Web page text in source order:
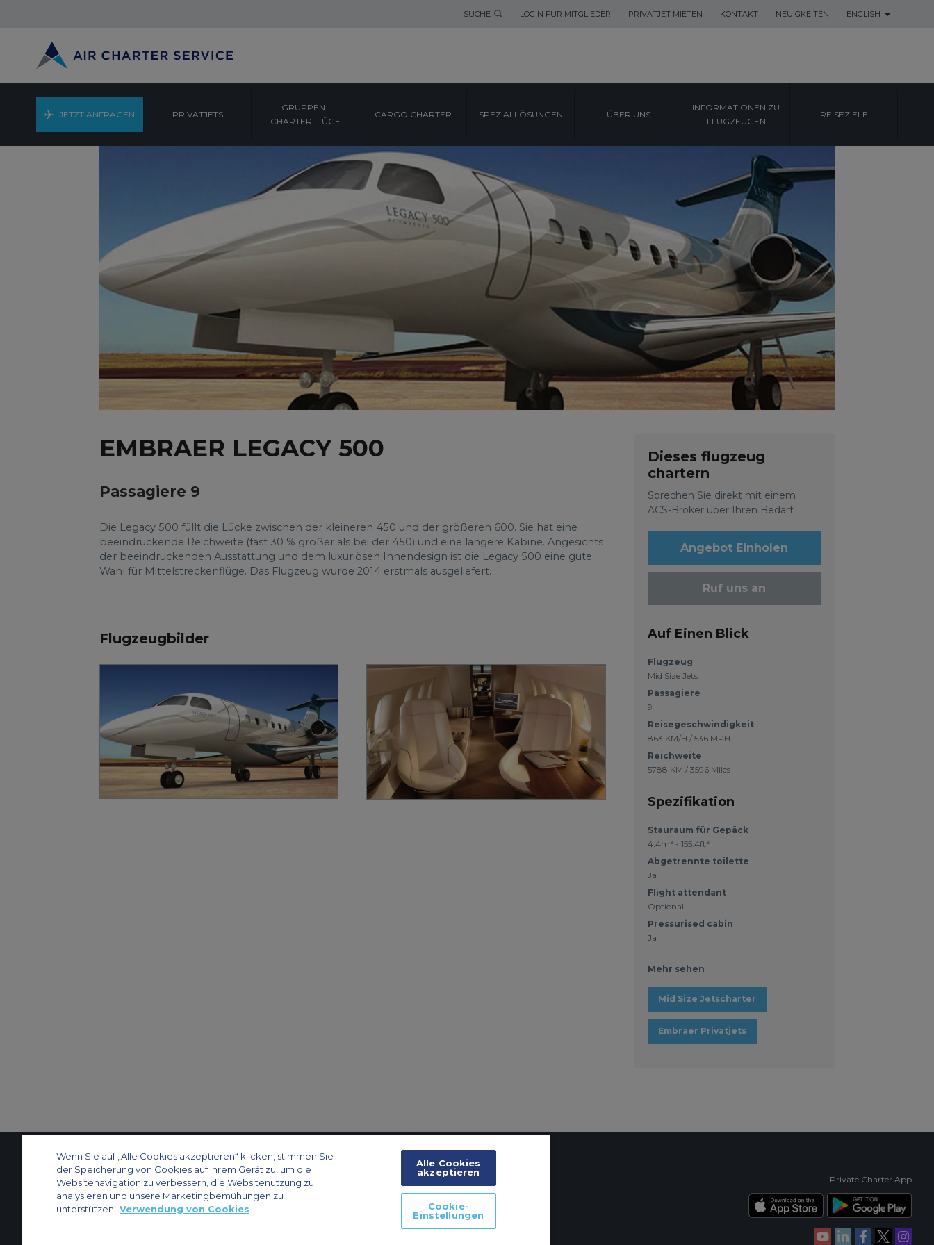
SUCHE LOGIN FÜR MITGLIEDER PRIVATJET MIETEN KONTAKT NEUIGKEITEN ENGLISH
JETZT ANFRAGEN PRIVATJETS
GRUPPEN-
CHARTERFLÜGE
CARGO CHARTER SPEZIALLÖSUNGEN ÜBER UNS
INFORMATIONEN ZU
FLUGZEUGEN
REISEZIELE
EMBRAER LEGACY 500
Passagiere 9
Die Legacy 500 füllt die Lücke zwischen der kleineren 450 und der größeren 600. Sie hat eine
beeindruckende Reichweite (fast 30 % größer als bei der 450) und eine längere Kabine. Angesichts
der beeindruckenden Ausstattung und dem luxuriösen Innendesign ist die Legacy 500 eine gute
Wahl für Mittelstreckenflüge. Das Flugzeug wurde 2014 erstmals ausgeliefert.
Flugzeugbilder
Dieses flugzeug
chartern
Sprechen Sie direkt mit einem
ACS-Broker über Ihren Bedarf
Angebot Einholen
Ruf uns an
Auf Einen Blick
Flugzeug
Mid Size Jets
Passagiere
9
Reisegeschwindigkeit
863 KM/H / 536 MPH
Reichweite
5788 KM / 3596 Miles
Spezifikation
Stauraum für Gepäck
4.4m³ - 155.4ft³
Abgetrennte toilette
Ja
Flight attendant
Optional
Pressurised cabin
Ja
Mehr sehen
Mid Size Jetscharter
Embraer Privatjets
Über uns Sitemap
ACS Websites
Impressum
Datenschutz Cookie-Einstellungen Modern Slavery Statement
Private Charter App
Wenn Sie auf „Alle Cookies akzeptieren“ klicken, stimmen Sie
der Speicherung von Cookies auf Ihrem Gerät zu, um die
Websitenavigation zu verbessern, die Websitenutzung zu
analysieren und unsere Marketingbemühungen zu
unterstützen. Verwendung von Cookies
Alle Cookies
akzeptieren
Cookie-
Einstellungen